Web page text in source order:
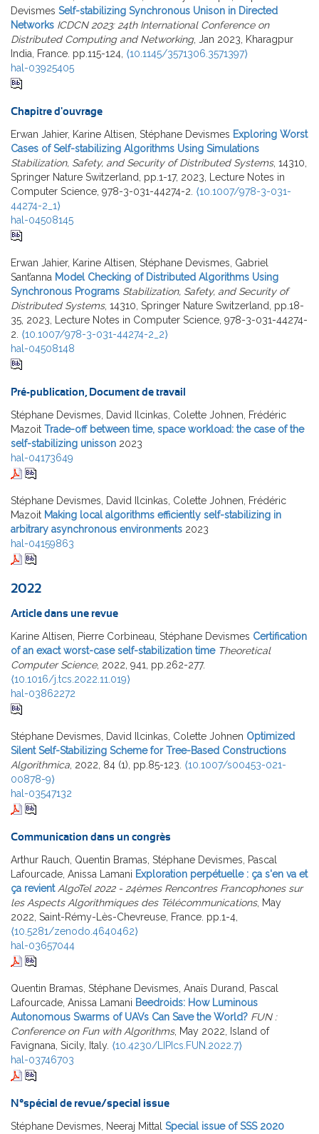
Devismes Self-stabilizing Synchronous Unison in Directed
Networks ICDCN 2023: 24th International Conference on
Distributed Computing and Networking, Jan 2023, Kharagpur
India, France. pp.115-124, ⟨10.1145/3571306.3571397⟩
hal-03925405
Chapitre d'ouvrage
Erwan Jahier, Karine Altisen, Stéphane Devismes Exploring Worst
Cases of Self-stabilizing Algorithms Using Simulations
Stabilization, Safety, and Security of Distributed Systems, 14310,
Springer Nature Switzerland, pp.1-17, 2023, Lecture Notes in
Computer Science, 978-3-031-44274-2. ⟨10.1007/978-3-031-
44274-2_1⟩
hal-04508145
Erwan Jahier, Karine Altisen, Stéphane Devismes, Gabriel
Sant’anna Model Checking of Distributed Algorithms Using
Synchronous Programs Stabilization, Safety, and Security of
Distributed Systems, 14310, Springer Nature Switzerland, pp.18-
35, 2023, Lecture Notes in Computer Science, 978-3-031-44274-
2. ⟨10.1007/978-3-031-44274-2_2⟩
hal-04508148
Pré-publication, Document de travail
Stéphane Devismes, David Ilcinkas, Colette Johnen, Frédéric
Mazoit Trade-off between time, space workload: the case of the
self-stabilizing unisson 2023
hal-04173649
Stéphane Devismes, David Ilcinkas, Colette Johnen, Frédéric
Mazoit Making local algorithms efficiently self-stabilizing in
arbitrary asynchronous environments 2023
hal-04159863
2022
Article dans une revue
Karine Altisen, Pierre Corbineau, Stéphane Devismes Certification
of an exact worst-case self-stabilization time Theoretical
Computer Science, 2022, 941, pp.262-277.
⟨10.1016/j.tcs.2022.11.019⟩
hal-03862272
Stéphane Devismes, David Ilcinkas, Colette Johnen Optimized
Silent Self-Stabilizing Scheme for Tree-Based Constructions
Algorithmica, 2022, 84 (1), pp.85-123. ⟨10.1007/s00453-021-
00878-9⟩
hal-03547132
Communication dans un congrès
Arthur Rauch, Quentin Bramas, Stéphane Devismes, Pascal
Lafourcade, Anissa Lamani Exploration perpétuelle : ça s'en va et
ça revient AlgoTel 2022 - 24èmes Rencontres Francophones sur
les Aspects Algorithmiques des Télécommunications, May
2022, Saint-Rémy-Lès-Chevreuse, France. pp.1-4,
⟨10.5281/zenodo.4640462⟩
hal-03657044
Quentin Bramas, Stéphane Devismes, Anaïs Durand, Pascal
Lafourcade, Anissa Lamani Beedroids: How Luminous
Autonomous Swarms of UAVs Can Save the World? FUN :
Conference on Fun with Algorithms, May 2022, Island of
Favignana, Sicily, Italy. ⟨10.4230/LIPIcs.FUN.2022.7⟩
hal-03746703
N°spécial de revue/special issue
Stéphane Devismes, Neeraj Mittal Special issue of SSS 2020